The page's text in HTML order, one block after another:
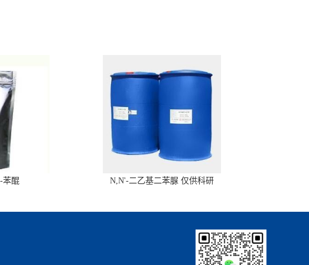
苯醌 N,N'-二乙基二苯脲 仅供科研